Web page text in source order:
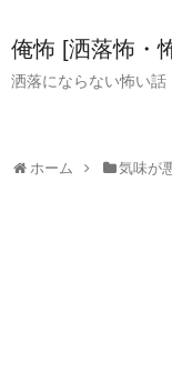
俺怖 [洒落怖・
洒落にならない怖い話
ホーム 気味が